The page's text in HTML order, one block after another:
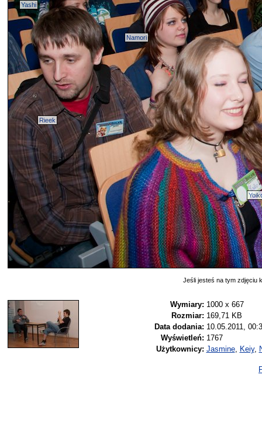
Namori
Rieek
Yashi
Jeśli jesteś na tym zdjęciu
Wymiary: 1000 x 667
Rozmiar: 169,71 KB
Data dodania: 10.05.2011,
Wyświetleń: 1767
Użytkownicy: Jasmine, Keiy,